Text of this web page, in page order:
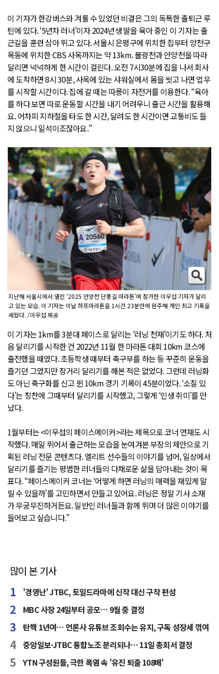
이 기자가 한강버스와 겨룰 수 있었던 비결은 그의 독특한 출퇴근 루
틴에 있다. ‘5년차 러너’이자 2024년생 딸을 육아 중인 이 기자는 출
근길을 훈련 삼아 뛰고 있다. 서울시 은평구에 위치한 집부터 양천구
목동에 위치한 CBS 사옥까지는 약 13km. 불광천과 안양천을 따라
달리면 넉넉하게 한 시간이 걸린다. 오전 7시30분에 집을 나서 회사
에 도착하면 8시 30분, 사옥에 있는 샤워실에서 몸을 씻고 나면 업무
를 시작할 시간이다. 집에 갈 때는 따릉이 자전거를 이용한다. “육아
를 하다 보면 따로 운동할 시간을 내기 어려우니 출근 시간을 활용해
요. 어차피 지하철을 타도 한 시간, 달려도 한 시간이면 교통비도 들
지 않으니 일석이조잖아요.”
지난해 서울시에서 열린 ‘2025 안양천 단풍길 마라톤’에 참가한 이우섭 기자가 달리
고 있는 모습. 이 기자는 이날 하프마라톤을 1시간 23분만에 완주해 개인 최고 기록을
세웠다. /이우섭 제공
이 기자는 1km를 3분대 페이스로 달리는 ‘러닝 천재’이기도 하다. 처
음 달리기를 시작한 건 2022년 11월 한 마라톤 대회 10km 코스에
출전했을 때였다. 초등학생 때부터 축구부를 하는 등 꾸준히 운동을
즐기던 그였지만 장거리 달리기를 해본 적은 없었다. 그런데 러닝화
도 아닌 축구화를 신고 뛴 10km 경기 기록이 45분이었다. ‘소질 있
다’는 칭찬에 그때부터 달리기를 시작했고, 그렇게 ‘인생 취미’를 만
났다.
1월부터는 <이우섭의 페이스메이커>라는 제목으로 코너 연재도 시
작했다. 매일 뛰어서 출근하는 모습을 눈여겨본 부장의 제안으로 기
획된 러닝 전문 콘텐츠다. 엘리트 선수들의 이야기를 넘어, 일상에서
달리기를 즐기는 평범한 러너들의 다채로운 삶을 담아내는 것이 목
표다. “페이스메이커 코너는 ‘어떻게 하면 러닝의 매력을 재밌게 알
릴 수 있을까’를 고민하면서 만들고 있어요. 러닝은 정말 기사 소재
가 무궁무진하거든요. 일반인 러너들과 함께 뛰며 더 많은 이야기를
들어보고 싶습니다.”
많이 본 기사
'경영난' JTBC, 토일드라마에 신작 대신 구작 편성
MBC 사장 24일부터 공모… 9월 중 결정
탄핵 1년여… 언론사 유튜브 조회수는 유지, 구독 성장세 꺾여
중앙일보·JTBC 통합노조 분리되나… 11일 총회서 결정
YTN 구성원들, 극한 폭염 속 '유진 퇴출 108배'